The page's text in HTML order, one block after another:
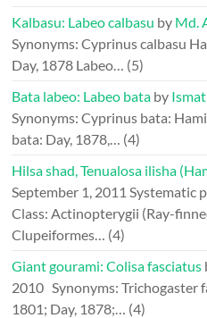
Kalbasu: Labeo calbasu by Md.
Synonyms: Cyprinus calbasu
Day, 1878 Labeo… (5)
Bata labeo: Labeo bata by
Synonyms: Cyprinus bata:
bata: Day, 1878,… (4)
Hilsa shad, Tenualosa ilisha
September 1, 2011 Systematic
Class: Actinopterygii (Ray-
Clupeiformes… (4)
Giant gourami: Colisa fasciatus
2010 Synonyms: Trichogaster
1801; Day, 1878;… (4)